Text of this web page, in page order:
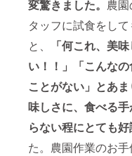
変驚きました。 農園
タッフに試食をして
と、
「何これ、美味
い！！」「こんな
ことがない」とあ
味しさに、食べる手
らない程にとても
た。農園作業のお手